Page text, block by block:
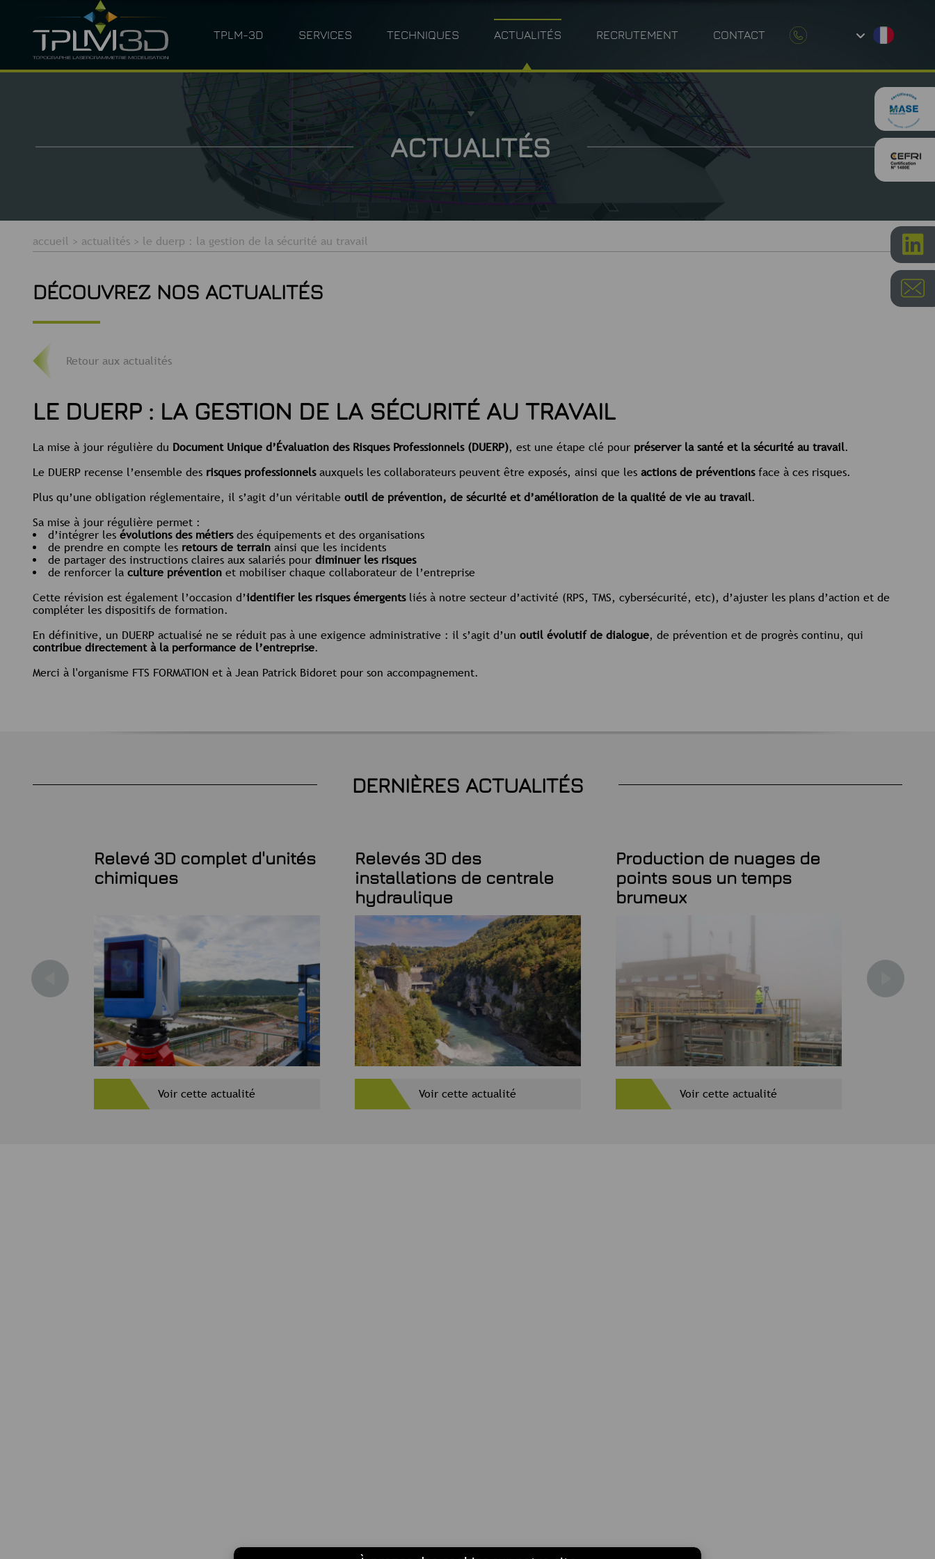
QUI SOMMES-NOUS ? BÉNÉFICES CLIENTS POLITIQUE ENVIRONNEMENTALE
TPLM-3D
ARCHITECTURE INDUSTRIE
SERVICES
LASERGRAMMÉTRIE PHOTOGRAMMÉTRIE MÉTROLOGIE
TECHNIQUES ACTUALITÉS RECRUTEMENT CONTACT
ACTUALITÉS
accueil > actualités > le duerp : la gestion de la sécurité au travail
DÉCOUVREZ NOS ACTUALITÉS
Retour aux actualités
LE DUERP : LA GESTION DE LA SÉCURITÉ AU TRAVAIL
La mise à jour régulière du Document Unique d’Évaluation des Risques Professionnels (DUERP), est une étape clé pour préserver la santé et la sécurité au travail.
Le DUERP recense l’ensemble des risques professionnels auxquels les collaborateurs peuvent être exposés, ainsi que les actions de préventionsface à ces risques.
Plus qu’une obligation réglementaire, il s’agit d’un véritable outil de prévention, de sécurité et d’amélioration de la qualité de vie au travail.
Sa mise à jour régulière permet :
d’intégrer les évolutions des métiersdes équipements et des organisations
de prendre en compte les retours de terrain ainsi que les incidents
de partager des instructions claires aux salariés pour diminuer les risques
de renforcer la culture prévention et mobiliser chaque collaborateur de l’entreprise
Cette révision est également l’occasion d’identifier les risques émergentsliés à notre secteur d’activité (RPS, TMS, cybersécurité, etc), d’ajuster les plans d’action et de
compléter les dispositifs de formation.
En définitive, un DUERP actualisé ne se réduit pas à une exigence administrative : il s’agit d’un outil évolutif de dialogue, de prévention et de progrès continu, qui
contribue directement à la performance de l’entreprise.
Merci à l'organisme FTS FORMATION et à Jean Patrick Bidoret pour son accompagnement.
DERNIÈRES ACTUALITÉS
Relevé 3D complet d'unités
chimiques
Voir cette actualité
Relevés 3D des
installations de centrale
hydraulique
Voir cette actualité
Production de nuages de
points sous un temps
brumeux
Voir cette actualité